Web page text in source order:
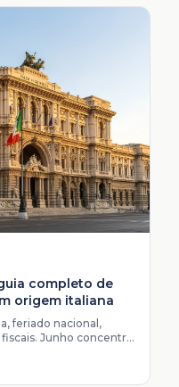
completo de
origem italiana
feriado nacional,
Junho concentra